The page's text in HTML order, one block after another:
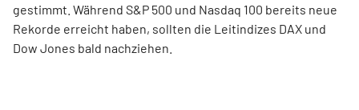
gestimmt. Während S&P 500 und Nasdaq 100 bereits neue
Rekorde erreicht haben, sollten die Leitindizes DAX und
Dow Jones bald nachziehen.